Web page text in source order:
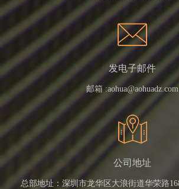
发电子邮件
邮箱 :aohua@aohuadz.com
公司地址
总部地址：深圳市龙华区大浪街道华荣路